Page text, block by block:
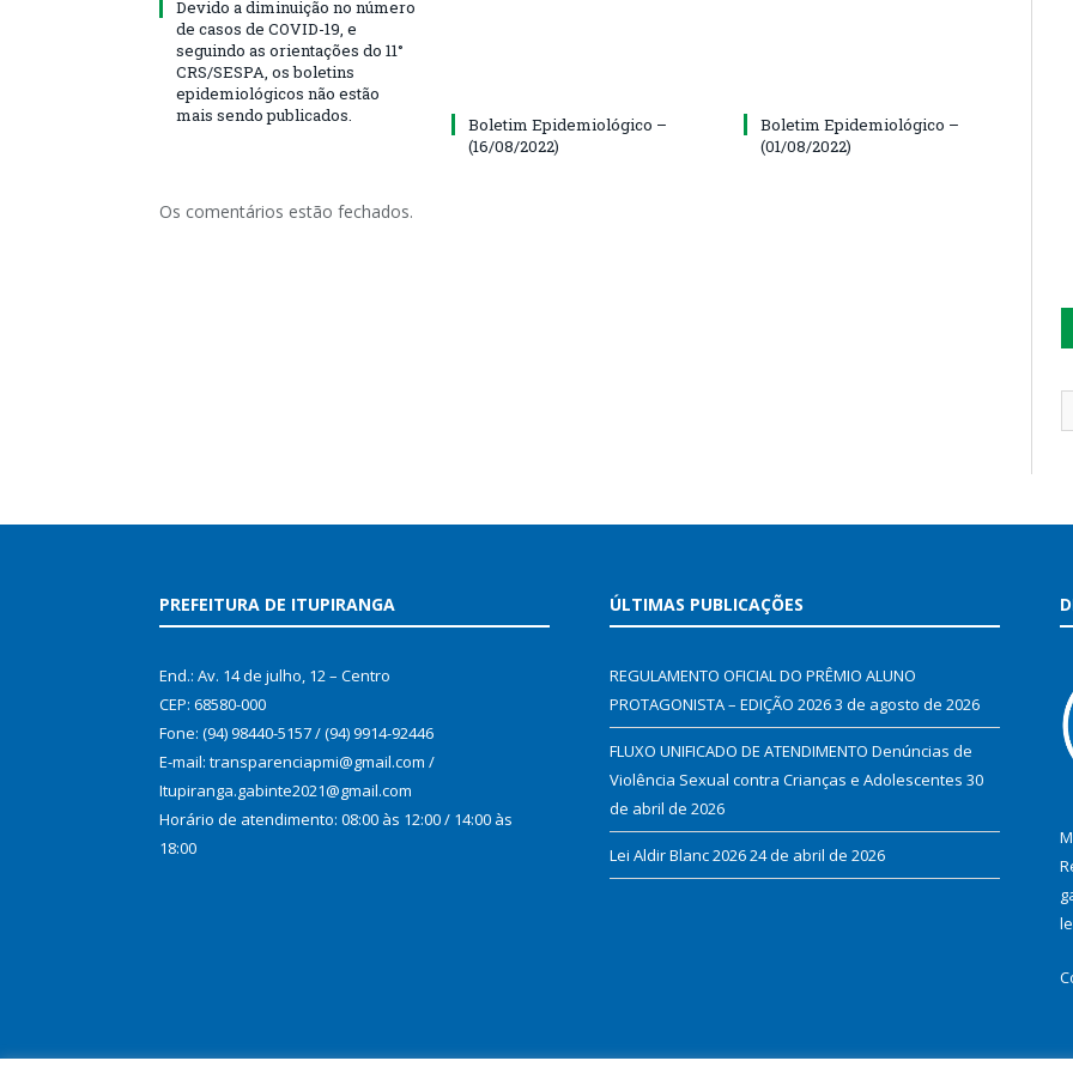
Devido a diminuição no número
de casos de COVID-19, e
seguindo as orientações do 11°
CRS/SESPA, os boletins
epidemiológicos não estão
mais sendo publicados.
Boletim Epidemiológico –
(16/08/2022)
Boletim Epidemiológico –
(01/08/2022)
Os comentários estão fechados.
PREFEITURA DE ITUPIRANGA
End.: Av. 14 de julho, 12 – Centro
CEP: 68580-000
Fone: (94) 98440-5157 / (94) 9914-92446
E-mail: transparenciapmi@gmail.com /
Itupiranga.gabinte2021@gmail.com
Horário de atendimento: 08:00 às 12:00 / 14:00 às
18:00
ÚLTIMAS PUBLICAÇÕES
REGULAMENTO OFICIAL DO PRÊMIO ALUNO
PROTAGONISTA – EDIÇÃO 20263 de agosto de 2026
FLUXO UNIFICADO DE ATENDIMENTO Denúncias de
Violência Sexual contra Crianças e Adolescentes 30
de abril de 2026
Lei Aldir Blanc 202624 de abril de 2026